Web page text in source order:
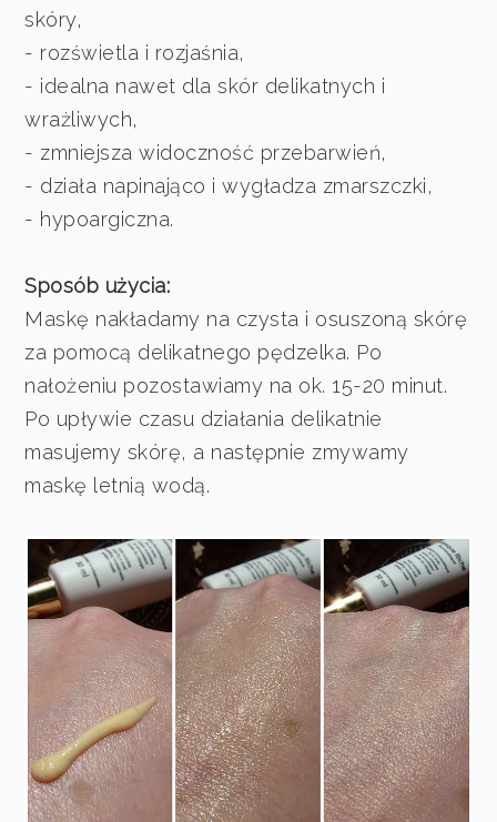
skóry,
- rozświetla i rozjaśnia,
- idealna nawet dla skór delikatnych i
wrażliwych,
- zmniejsza widoczność przebarwień,
- działa napinająco i wygładza zmarszczki,
- hypoargiczna.
Sposób użycia:
Maskę nakładamy na czysta i osuszoną skórę
za pomocą delikatnego pędzelka. Po
nałożeniu pozostawiamy na ok. 15-20 minut.
Po upływie czasu działania delikatnie
masujemy skórę, a następnie zmywamy
maskę letnią wodą.